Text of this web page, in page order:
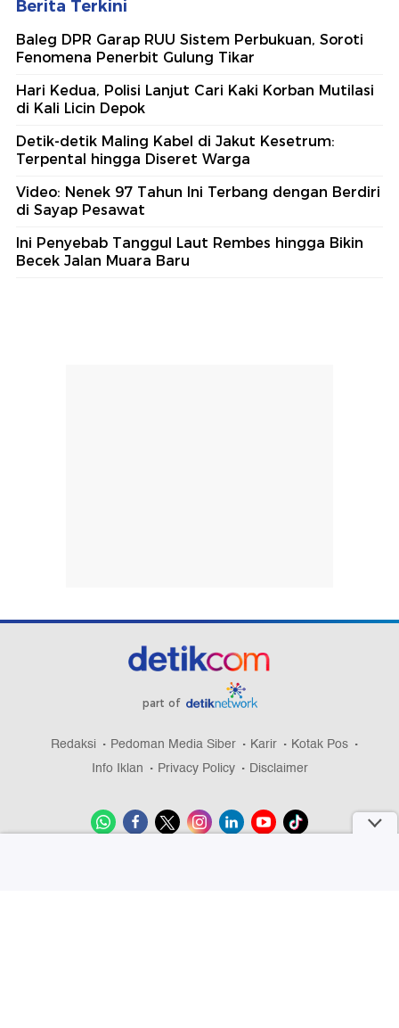
Berita Terkini
Baleg DPR Garap RUU Sistem Perbukuan, Soroti
Fenomena Penerbit Gulung Tikar
Hari Kedua, Polisi Lanjut Cari Kaki Korban Mutilasi
di Kali Licin Depok
Detik-detik Maling Kabel di Jakut Kesetrum:
Terpental hingga Diseret Warga
Video: Nenek 97 Tahun Ini Terbang dengan Berdiri
di Sayap Pesawat
Ini Penyebab Tanggul Laut Rembes hingga Bikin
Becek Jalan Muara Baru
part of
Redaksi Pedoman Media Siber Karir
Kotak Pos
Info Iklan
Privacy Policy Disclaimer